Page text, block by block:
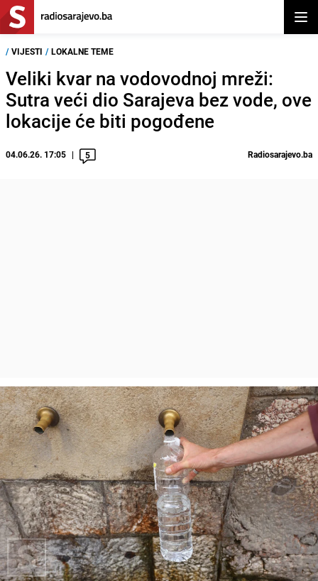
/ VIJESTI / LOKALNE TEME
Veliki kvar na vodovodnoj mreži:
Sutra veći dio Sarajeva bez vode, ove
lokacije će biti pogođene
04.06.26. 17:05 5 Radiosarajevo.ba